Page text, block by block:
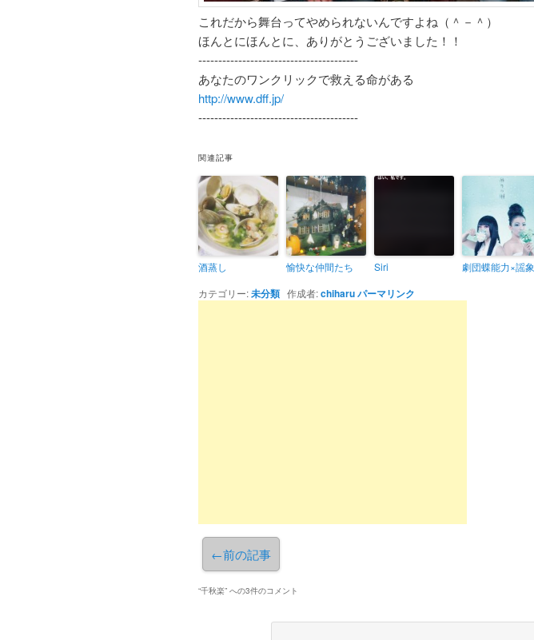
これだから舞台ってやめられないんですよね（＾－＾）
ほんとにほんとに、ありがとうございました！！
----------------------------------------
あなたのワンクリックで救える命がある
http://www.dff.jp/
----------------------------------------
関連記事
酒蒸し 愉快な仲間たち Siri 劇団蝶能力×謡象
カテゴリー:未分類 作成者:chiharuパーマリンク
←前の記事
“千秋楽” への3件のコメント